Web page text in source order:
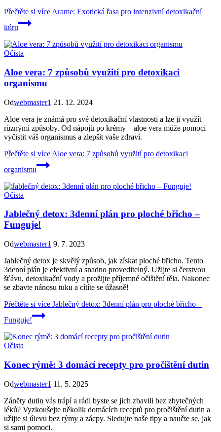
Přečtěte si více Arame: Exotická řasa pro intenzivní detoxikační
kúru
Očista
Aloe vera: 7 způsobů využití pro detoxikaci
organismu
Odwebmaster1 21. 12. 2024
Aloe vera je známá pro své detoxikační vlastnosti a lze ji využít
různými způsoby. Od nápojů po krémy – aloe vera může pomoci
vyčistit váš organismus a zlepšit vaše zdraví.
Přečtěte si více Aloe vera: 7 způsobů využití pro detoxikaci
organismu
Očista
Jablečný detox: 3denní plán pro ploché břicho –
Funguje!
Odwebmaster1 9. 7. 2023
Jablečný detox je skvělý způsob, jak získat ploché břicho. Tento
3denní plán je efektivní a snadno proveditelný. Užijte si čerstvou
šťávu, detoxikační vody a prožijte příjemné očištění těla. Nakonec
se zbavte nánosu tuku a cítíte se úžasně!
Přečtěte si více Jablečný detox: 3denní plán pro ploché břicho –
Funguje!
Očista
Konec rýmě: 3 domácí recepty pro pročištění dutin
Odwebmaster1 11. 5. 2025
Záněty dutin vás trápí a rádi byste se jich zbavili bez zbytečných
léků? Vyzkoušejte několik domácích receptů pro pročištění dutin a
užijte si úlevu bez rýmy a zácpy. Sledujte naše tipy a naučte se, jak
si sami pomoci.